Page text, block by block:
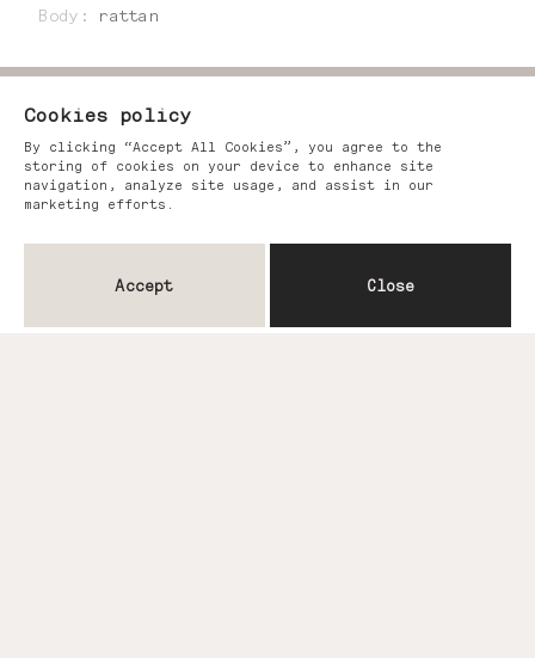
Body : rattan
Cookies policy
By clicking “Accept All Cookies”, you agree to the
storing of cookies on your device to enhance site
navigation, analyze site usage, and assist in our
marketing efforts.
Accept Close